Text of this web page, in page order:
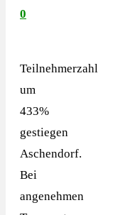
0
Teilnehmerzahl
um
433%
gestiegen
Aschendorf.
Bei
angenehmen